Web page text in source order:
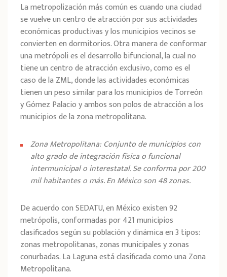
La metropolización más común es cuando una ciudad
se vuelve un centro de atracción por sus actividades
económicas productivas y los municipios vecinos se
convierten en dormitorios. Otra manera de conformar
una metrópoli es el desarrollo bifuncional, la cual no
tiene un centro de atracción exclusivo, como es el
caso de la ZML, donde las actividades económicas
tienen un peso similar para los municipios de Torreón
y Gómez Palacio y ambos son polos de atracción a los
municipios de la zona metropolitana.
Zona Metropolitana: Conjunto de municipios con
alto grado de integración física o funcional
intermunicipal o interestatal. Se conforma por 200
mil habitantes o más. En México son 48 zonas.
De acuerdo con SEDATU, en México existen 92
metrópolis, conformadas por 421 municipios
clasificados según su población y dinámica en 3 tipos:
zonas metropolitanas, zonas municipales y zonas
conurbadas. La Laguna está clasificada como una Zona
Metropolitana.